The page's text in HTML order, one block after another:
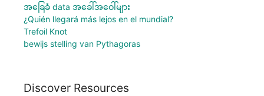
အခြေခံ data အခေါ်အဝေါ်များ
¿Quién llegará más lejos en el mundial?
Trefoil Knot
bewijs stelling van Pythagoras
Discover Resources